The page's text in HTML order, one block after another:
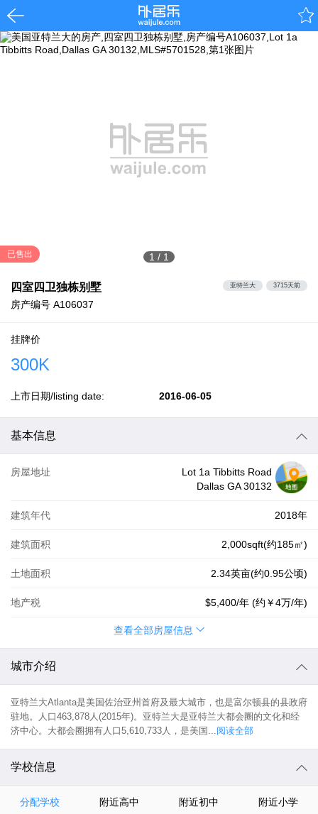
1 / 1
已售出
四室四卫独栋别墅
房产编号 A106037
亚特兰大 3715天前
挂牌价
300K
上市日期/listing date: 2016-06-05
基本信息
房屋地址
Lot 1a Tibbitts Road
Dallas GA 30132
建筑年代 2018年
建筑面积 2,000sqft(约185㎡)
土地面积 2.34英亩(约0.95公顷)
地产税 $5,400/年 (约 ￥4万/年)
查看全部房屋信息
城市介绍
亚特兰大Atlanta是美国佐治亚州首府及最大城市，也是富尔顿县的县政府
驻地。人口463,878人(2015年)。亚特兰大是亚特兰大都会圈的文化和经
济中心。大都会圈拥有人口5,610,733人，是美国...阅读全部
学校信息
分配学校 附近高中 附近初中 附近小学